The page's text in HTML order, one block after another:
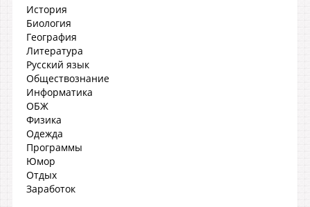
История
Биология
География
Литература
Русский язык
Обществознание
Информатика
ОБЖ
Физика
Одежда
Программы
Юмор
Отдых
Заработок